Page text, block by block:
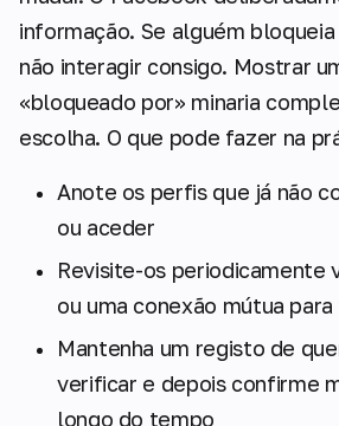
informação. Se alguém
não interagir consigo. Mostrar
«bloqueado por» minaria
escolha. O que pode fazer na
Anote os perfis que já não
ou aceder
Revisite-os periodicamente
ou uma conexão mútua
Mantenha um registo de
verificar e depois confirme
longo do tempo